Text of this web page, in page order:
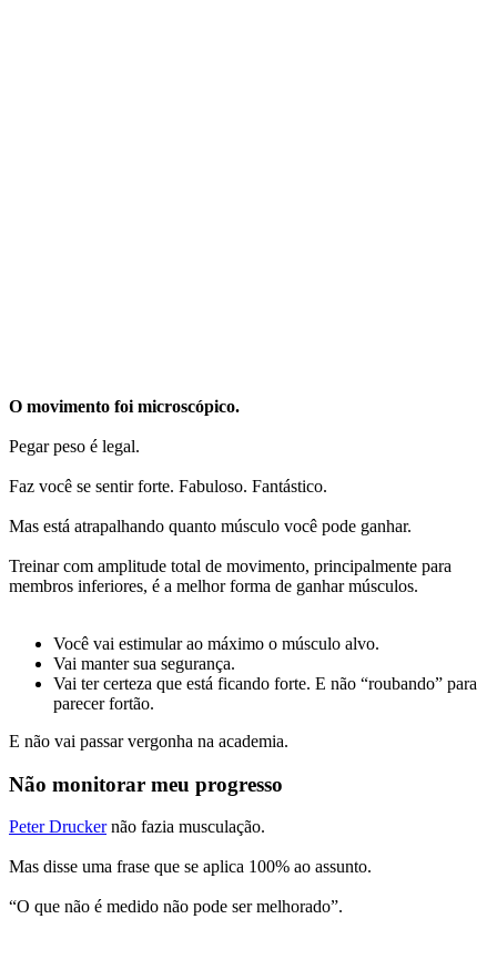
O movimento foi microscópico.
Pegar peso é legal.
Faz você se sentir forte. Fabuloso. Fantástico.
Mas está atrapalhando quanto músculo você pode ganhar.
Treinar com amplitude total de movimento, principalmente para
membros inferiores, é a melhor forma de ganhar músculos.
Você vai estimular ao máximo o músculo alvo.
Vai manter sua segurança.
Vai ter certeza que está ficando forte. E não “roubando” para
parecer fortão.
E não vai passar vergonha na academia.
Não monitorar meu progresso
Peter Druckernão fazia musculação.
Mas disse uma frase que se aplica 100% ao assunto.
“O que não é medido não pode ser melhorado”.